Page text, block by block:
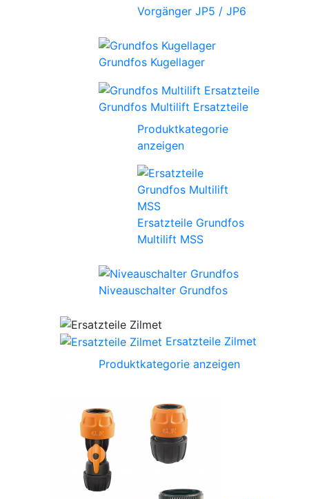
Vorgänger JP5 / JP6
Grundfos Kugellager
Grundfos Multilift Ersatzteile
Produktkategorie
anzeigen
Ersatzteile Grundfos
Multilift MSS
Niveauschalter Grundfos
Ersatzteile Zilmet
Produktkategorie anzeigen